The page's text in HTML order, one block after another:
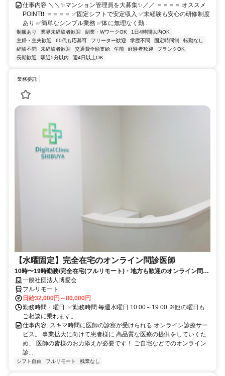
仕事内容 ＼＼✨マンション管理員を大募集✨／／ ＝＝＝＝ オススメ
POINT❗❗ ＝＝＝＝ ✅固定シフトで安定収入 ✅未経験も安心の研修制度
あり ✅簡単なシンプル業務 ✅体に無理なく勤...
制服あり 業界未経験者歓迎 副業・WワークOK
1日4時間以内OK
主婦・主夫歓迎
60代も応募可 フリーター歓迎 学歴不問 固定時間制
転勤なし
経験不問
未経験者歓迎 交通費全額支給 午前 経験者歓迎
ブランクOK
長期歓迎
駅近5分以内 週4日以上OK
業務委託
【水曜固定】完全在宅のオンライン問診医師
10時〜19時勤務/完全在宅(フルリモート)・地方も歓迎のオンライン問診
業務一般社団法人博愛会
フルリモート
日給32,000円～80,000円
勤務時間・曜日: ✅勤務時間 毎週水曜日 10:00～19:00 ※他の曜日も
ご相談に乗れます。
仕事内容: スキマ時間に医師の診察が受けられる オンライン診療サー
ビス。 事業拡大に向けて患者様に 高品質な医療の提供をしていくた
め、 医師の皆様のお力添えが必要です！ ご自宅などでのオンライン
診...
シフト自由 フルリモート 残業なし